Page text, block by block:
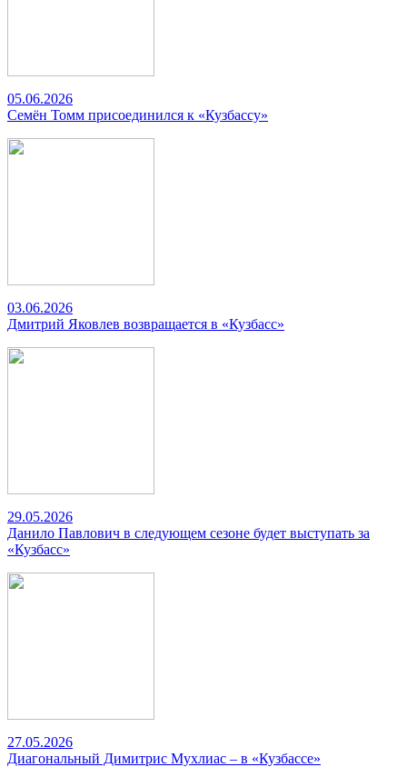
05.06.2026
Семён Томм присоединился к «Кузбассу»
03.06.2026
Дмитрий Яковлев возвращается в «Кузбасс»
29.05.2026
Данило Павлович в следующем сезоне будет выступать за
«Кузбасс»
27.05.2026
Диагональный Димитрис Мухлиас – в «Кузбассе»